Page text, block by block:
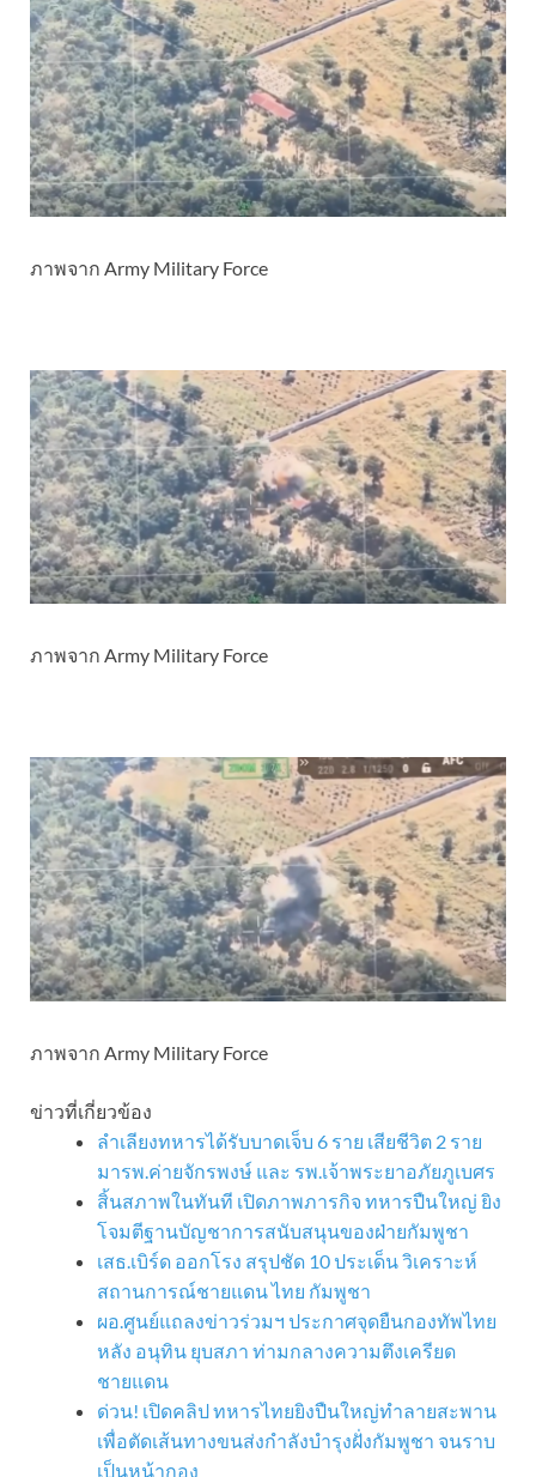
ภาพจาก Army Military Force
ภาพจาก Army Military Force
ภาพจาก Army Military Force
ข่าวที่เกี่ยวข้อง
ลำเลียงทหารได้รับบาดเจ็บ 6 ราย เสียชีวิต 2 ราย
มารพ.ค่ายจักรพงษ์ และ รพ.เจ้าพระยาอภัยภูเบศร
สิ้นสภาพในทันที เปิดภาพภารกิจ ทหารปืนใหญ่ ยิง
โจมตีฐานบัญชาการสนับสนุนของฝ่ายกัมพูชา
เสธ.เบิร์ด ออกโรง สรุปชัด 10 ประเด็น วิเคราะห์
สถานการณ์ชายแดน ไทย กัมพูชา
ผอ.ศูนย์แถลงข่าวร่วมฯ ประกาศจุดยืนกองทัพไทย
หลัง อนุทิน ยุบสภา ท่ามกลางความตึงเครียด
ชายแดน
ด่วน! เปิดคลิป ทหารไทยยิงปืนใหญ่ทำลายสะพาน
เพื่อตัดเส้นทางขนส่งกำลังบำรุงฝั่งกัมพูชา จนราบ
เป็นหน้ากอง